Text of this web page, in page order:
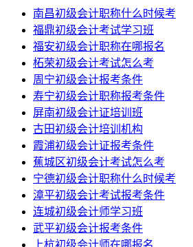
南昌初级会计职称什么时候考
福鼎初级会计考试学习班
福安初级会计职称在哪报名
柘荣初级会计考试怎么考
周宁初级会计报考条件
寿宁初级会计职称报考条件
屏南初级会计证培训班
古田初级会计培训机构
霞浦初级会计证报考条件
蕉城区初级会计考试怎么考
宁德初级会计职称什么时候考
漳平初级会计考试报考条件
连城初级会计师学习班
武平初级会计报考条件
上杭初级会计师在哪报名